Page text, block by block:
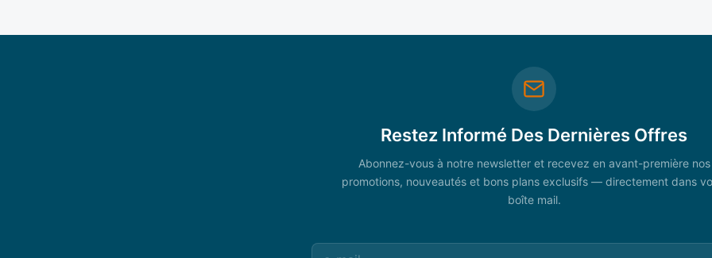
Restez Informé Des Dernières Offres
Abonnez-vous à notre newsletter et recevez en avant-première nos
promotions, nouveautés et bons plans exclusifs — directement dans
boîte mail.